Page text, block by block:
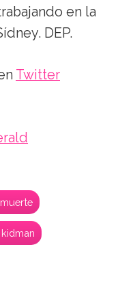
en la
DEP.
Twitter